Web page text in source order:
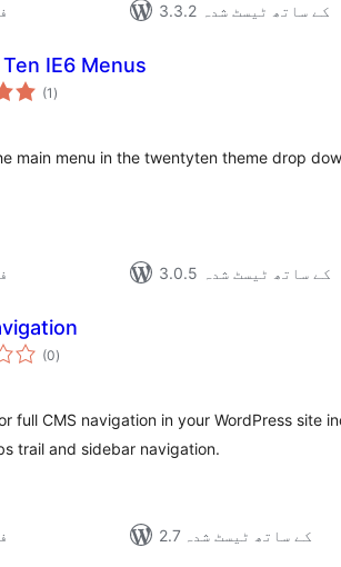
3.3.2 کے ساتھ ٹیسٹ شدہ
IE6 Menus
(1 مجموعی
درجہ
)
main menu in the twentyten theme drop
3.0.5 کے ساتھ ٹیسٹ شدہ
(0مجموعی
درجہ
)
full CMS navigation in your WordPress site
trail and sidebar navigation.
2.7 کے ساتھ ٹیسٹ شدہ